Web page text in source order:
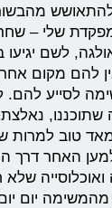
להתאושש
שלי –
לשם יגיעו
להם מקום אחר
לסייע להם.
שתוכננו,
טוב למרות
האחר דרך
יום